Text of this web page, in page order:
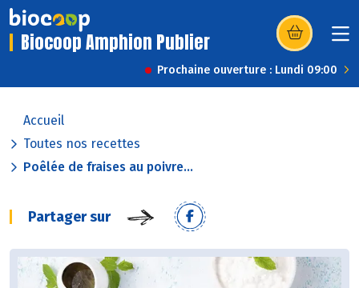
Biocoop Amphion Publier (s’ouvre dans
Prochaine ouverture : Lundi 09:00
Accueil
Toutes nos recettes
Poêlée de fraises au poivre...
Partager sur